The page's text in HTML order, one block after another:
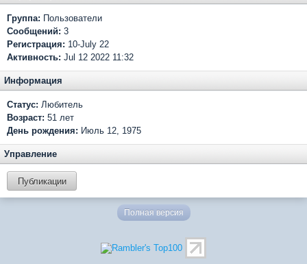
Группа: Пользователи
Сообщений: 3
Регистрация: 10-July 22
Активность: Jul 12 2022 11:32
Информация
Статус: Любитель
Возраст: 51 лет
День рождения: Июль 12, 1975
Управление
Публикации
Полная версия